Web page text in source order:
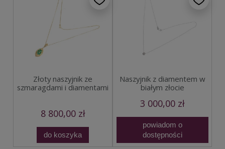
Złoty naszyjnik ze
szmaragdami i diamentami
8 800,00 zł
do koszyka
Naszyjnik z diamentem w
białym złocie
3 000,00 zł
powiadom o
dostępności